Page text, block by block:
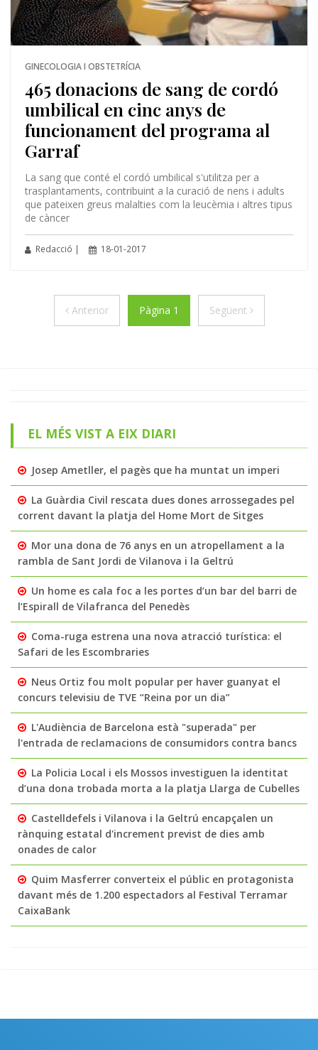
GINECOLOGIA I OBSTETRÍCIA
465 donacions de sang de cordó
umbilical en cinc anys de
funcionament del programa al
Garraf
La sang que conté el cordó umbilical s'utilitza per a
trasplantaments, contribuint a la curació de nens i adults
que pateixen greus malalties com la leucèmia i altres tipus
de càncer
Redacció | 18-01-2017
AnteriorAnteriorPàgina 1 Següent Següent
EL MÉS VIST A EIX DIARI
Josep Ametller, el pagès que ha muntat un imperi
La Guàrdia Civil rescata dues dones arrossegades pel
corrent davant la platja del Home Mort de Sitges
Mor una dona de 76 anys en un atropellament a la
rambla de Sant Jordi de Vilanova i la Geltrú
Un home es cala foc a les portes d’un bar del barri de
l’Espirall de Vilafranca del Penedès
Coma-ruga estrena una nova atracció turística: el
Safari de les Escombraries
Neus Ortiz fou molt popular per haver guanyat el
concurs televisiu de TVE “Reina por un dia”
L'Audiència de Barcelona està "superada" per
l'entrada de reclamacions de consumidors contra bancs
La Policia Local i els Mossos investiguen la identitat
d’una dona trobada morta a la platja Llarga de Cubelles
Castelldefels i Vilanova i la Geltrú encapçalen un
rànquing estatal d'increment previst de dies amb
onades de calor
Quim Masferrer converteix el públic en protagonista
davant més de 1.200 espectadors al Festival Terramar
CaixaBank